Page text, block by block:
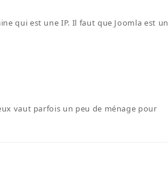
qui est une IP. Il faut que Joomla est un
vaut parfois un peu de ménage pour